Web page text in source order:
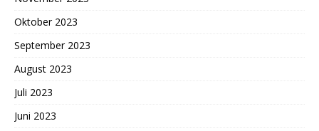
Oktober 2023
September 2023
August 2023
Juli 2023
Juni 2023